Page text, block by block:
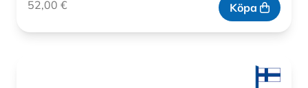
52,00 € Köpa